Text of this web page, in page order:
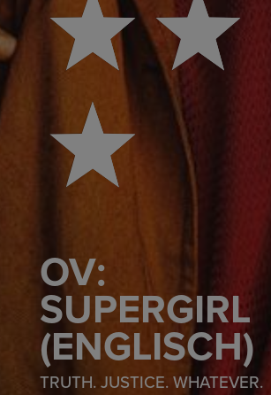
OV:
SUPERGIRL
(ENGLISCH)
TRUTH. JUSTICE. WHATEVER.